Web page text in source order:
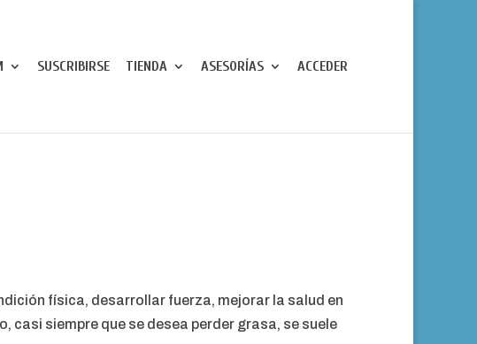
SUSCRIBIRSE TIENDA ASESORÍAS ACCEDER
física, desarrollar fuerza, mejorar la salud en
casi siempre que se desea perder grasa, se suele